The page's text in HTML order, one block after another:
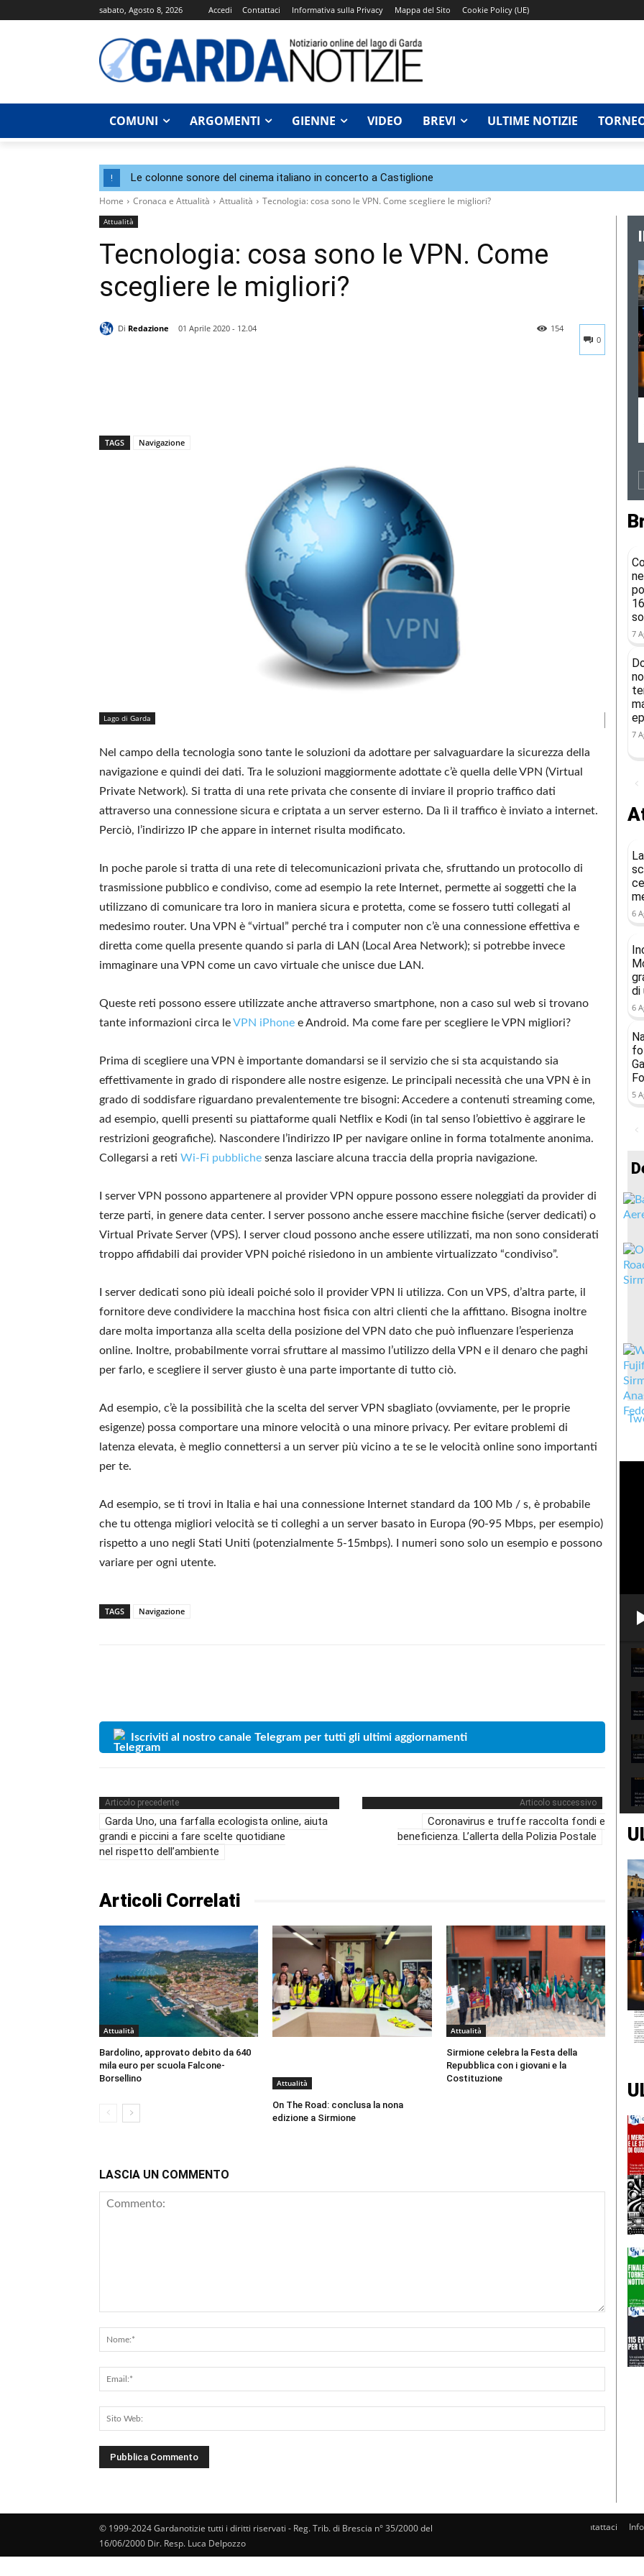
sabato, Agosto 8, 2026 Accedi Contattaci Informativa sulla Privacy Mappa del Sito Cookie Policy (UE)
COMUNI ARGOMENTI GIENNE VIDEO BREVI ULTIME NOTIZIE
! Le colonne sonore del cinema italiano in concerto a Castiglione
Home Cronaca e Attualità Attualità Tecnologia: cosa sono le VPN. Come scegliere le migliori?
Attualità
Tecnologia: cosa sono le VPN. Come
scegliere le migliori?
Di Redazione
01 Aprile 2020 - 12.04
0
154
TAGS Navigazione
Lago di Garda
Nel campo della tecnologia sono tante le soluzioni da adottare per salvaguardare la sicurezza della
navigazione e quindi dei dati. Tra le soluzioni maggiormente adottate c’è quella delle VPN (Virtual
Private Network). Si tratta di una rete privata che consente di inviare il proprio traffico dati
attraverso una connessione sicura e criptata a un server esterno. Da lì il traffico è inviato a internet.
Perciò, l’indirizzo IP che appare in internet risulta modificato.
In poche parole si tratta di una rete di telecomunicazioni privata che, sfruttando un protocollo di
trasmissione pubblico e condiviso, come ad esempio la rete Internet, permette ai soggetti che la
utilizzano di comunicare tra loro in maniera sicura e protetta, come se fossero tutti collegati al
medesimo router. Una VPN è “virtual” perché tra i computer non c’è una connessione effettiva e
diretta come quella presente quando si parla di LAN (Local Area Network); si potrebbe invece
immaginare una VPN come un cavo virtuale che unisce due LAN.
Queste reti possono essere utilizzate anche attraverso smartphone, non a caso sul web si trovano
tante informazioni circa leVPN iPhone e Android. Ma come fare per scegliere le VPN migliori?
Prima di scegliere una VPN è importante domandarsi se il servizio che si sta acquistando sia
effettivamente in grado di rispondere alle nostre esigenze. Le principali necessità che una VPN è in
grado di soddisfare riguardano prevalentemente tre bisogni: Accedere a contenuti streaming come,
ad esempio, quelli presenti su piattaforme quali Netflix e Kodi (in tal senso l’obiettivo è aggirare le
restrizioni geografiche). Nascondere l’indirizzo IP per navigare online in forma totalmente anonima.
Collegarsi a reti Wi-Fi pubbliche senza lasciare alcuna traccia della propria navigazione.
I server VPN possono appartenere al provider VPN oppure possono essere noleggiati da provider di
terze parti, in genere data center. I server possono anche essere macchine fisiche (server dedicati) o
Virtual Private Server (VPS). I server cloud possono anche essere utilizzati, ma non sono considerati
troppo affidabili dai provider VPN poiché risiedono in un ambiente virtualizzato “condiviso”.
I server dedicati sono più ideali poiché solo il provider VPN li utilizza. Con un VPS, d’altra parte, il
fornitore deve condividere la macchina host fisica con altri clienti che la affittano. Bisogna inoltre
dare molta importanza alla scelta della posizione del VPN dato che può influenzare l’esperienza
online. Inoltre, probabilmente vorrai sfruttare al massimo l’utilizzo della VPN e il denaro che paghi
per farlo, e scegliere il server giusto è una parte importante di tutto ciò.
Ad esempio, c’è la possibilità che la scelta del server VPN sbagliato (ovviamente, per le proprie
esigenze) possa comportare una minore velocità o una minore privacy. Per evitare problemi di
latenza elevata, è meglio connettersi a un server più vicino a te se le velocità online sono importanti
per te.
Ad esempio, se ti trovi in ​​Italia e hai una connessione Internet standard da 100 Mb / s, è probabile
che tu ottenga migliori velocità se ti colleghi a un server basato in Europa (90-95 Mbps, per esempio)
rispetto a uno negli Stati Uniti (potenzialmente 5-15mbps). I numeri sono solo un esempio e possono
variare per ogni utente.
TAGS Navigazione
Iscriviti al nostro canale Telegram per tutti gli ultimi aggiornamenti
Articolo precedente
Garda Uno, una farfalla ecologista online, aiuta
grandi e piccini a fare scelte quotidiane
nel rispetto dell’ambiente
Articolo successivo
Coronavirus e truffe raccolta fondi e
beneficienza. L’allerta della Polizia Postale
Articoli Correlati
Attualità
Bardolino, approvato debito da 640
mila euro per scuola Falcone-
Borsellino
Attualità
On The Road: conclusa la nona
edizione a Sirmione
Attualità
Sirmione celebra la Festa della
Repubblica con i giovani e la
Costituzione
LASCIA UN COMMENTO
Nome:*
Web:
7
7
6
di
6
5
© 1999-2024 Gardanotizie tutti i diritti riservati - Reg. Trib. di Brescia n° 35/2000 del
16/06/2000 Dir. Resp. Luca Delpozzo
Contattaci